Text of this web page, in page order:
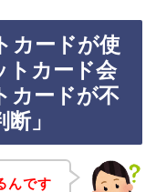
カードが使
トカード会
カードが不
」
んです